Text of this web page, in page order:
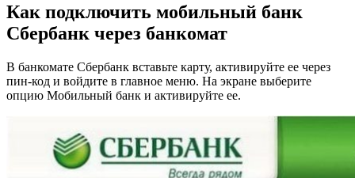
Как подключить мобильный банк
Сбербанк через банкомат
В банкомате Сбербанк вставьте карту, активируйте ее через
пин-код и войдите в главное меню. На экране выберите
опцию Мобильный банк и активируйте ее.